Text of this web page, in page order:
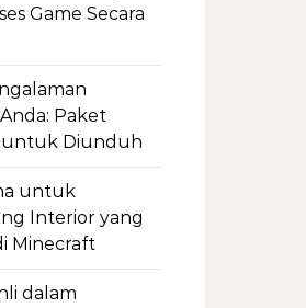
Game Secara
Paket
untuk Diunduh
untuk
Interior yang
Minecraft
dalam